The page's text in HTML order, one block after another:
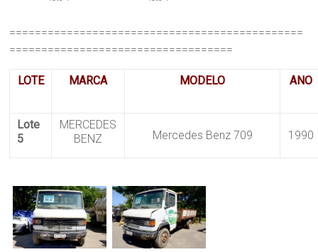
==============================================
===================================
LOTE MARCA MODELO ANO
Lote
5
MERCEDES
BENZ
Mercedes Benz 709 1990